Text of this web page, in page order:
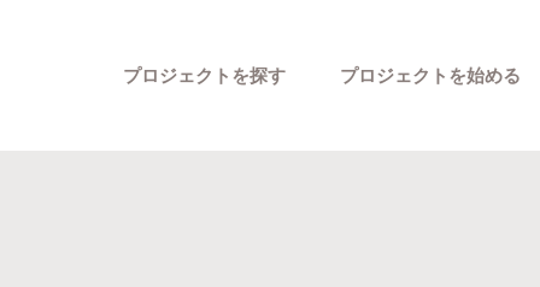
プロジェクトを探す プロジェクトを始める